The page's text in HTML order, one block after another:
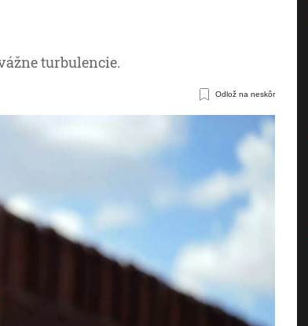
turbulencie.
Odlož na neskôr